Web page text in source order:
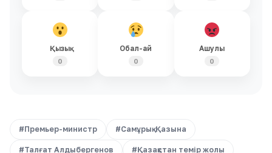
Қызық
0
Обал-ай
0
Ашулы
0
#Премьер-министр #Самұрық-Қазына
#Талғат Алдыбергенов #Қазақстан темір жолы